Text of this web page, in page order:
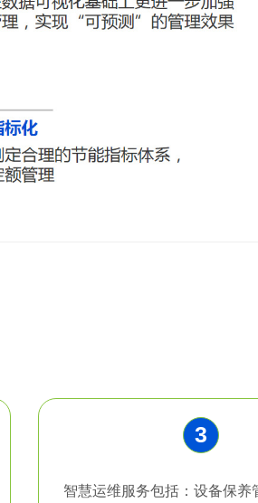
3
智慧运维服务包括：设备保养